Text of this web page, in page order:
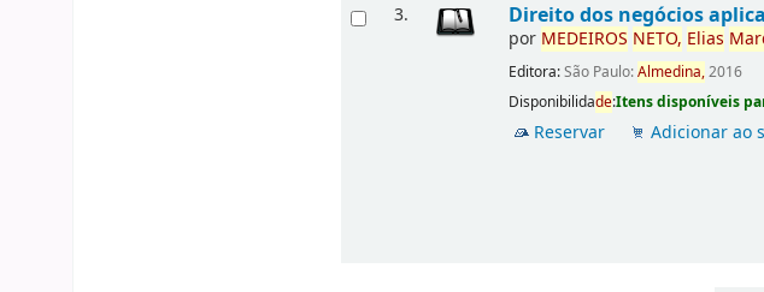
3. Direito dos negócios
por MEDEIROS NETO, Elias
Editora:São Paulo:Almedina,2016
Disponibilidade:Itens disponíveis
Reservar Adicionar ao